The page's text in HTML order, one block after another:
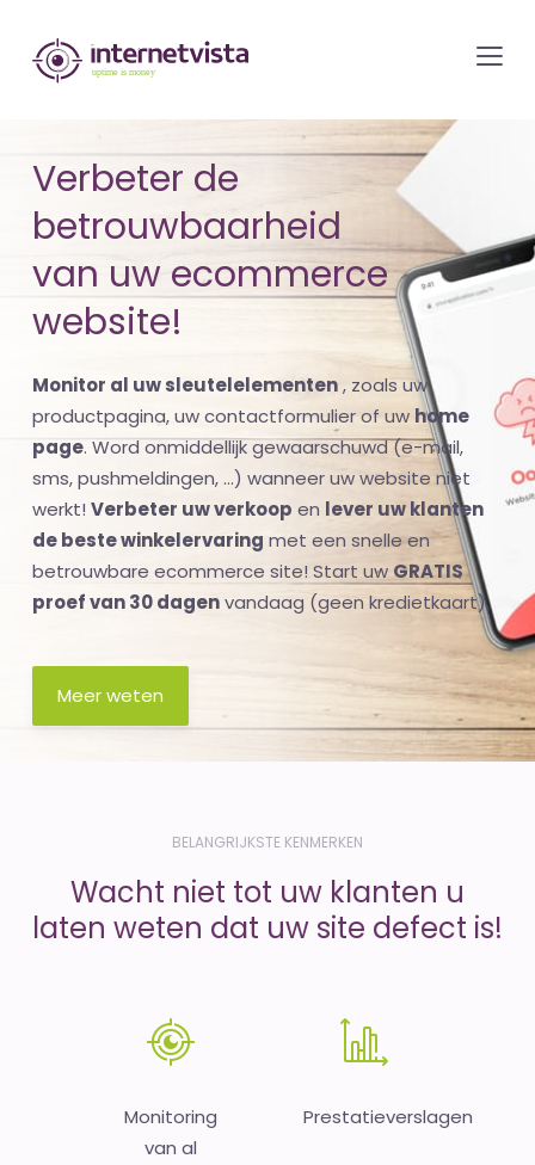
internetvista
monitoring
bewaking
van
websites
en
internetdiensten
-
Uptime
is
money
Verbeter de
betrouwbaarheid
van uw ecommerce
website!
Monitor al uw sleutelelementen, zoals uw
productpagina, uw contactformulier of uw home
page. Word onmiddellijk gewaarschuwd (e-mail,
sms, pushmeldingen, ...) wanneer uw website niet
werkt! Verbeter uw verkoop en lever uw klanten
de beste winkelervaring met een snelle en
betrouwbare ecommerce site! Start uw GRATIS
proef van 30 dagenvandaag (geen kredietkaart).
Meer weten
BELANGRIJKSTE KENMERKEN
Wacht niet tot uw klanten u
laten weten dat uw site defect is!
Monitoring
van al
Prestatieverslagen